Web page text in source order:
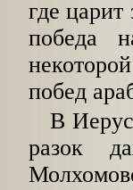
где
победа
побед
В
разок